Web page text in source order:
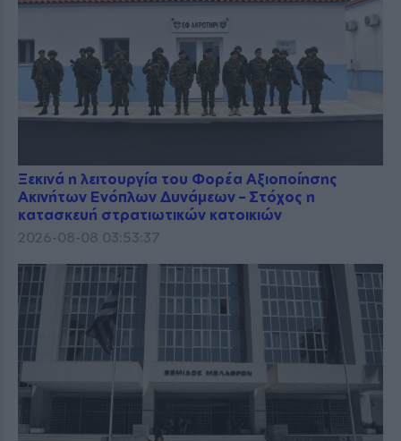
Ξεκινά η λειτουργία του Φορέα Αξιοποίησης
Ακινήτων Ενόπλων Δυνάμεων – Στόχος η
κατασκευή στρατιωτικών κατοικιών
2026-08-08 03:53:37